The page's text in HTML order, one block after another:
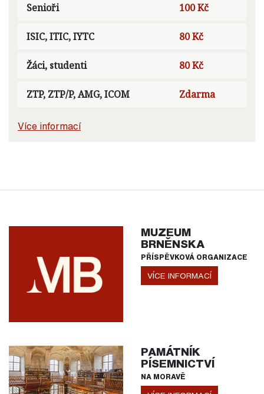
Senioři 100 Kč
ISIC, ITIC, IYTC 80 Kč
Žáci, studenti 80 Kč
ZTP, ZTP/P, AMG, ICOM Zdarma
Více informací
MUZEUM
BRNĚNSKA
PŘÍSPĚVKOVÁ ORGANIZACE
VÍCE INFORMACÍ
PAMÁTNÍK
PÍSEMNICTVÍ
NA MORAVĚ